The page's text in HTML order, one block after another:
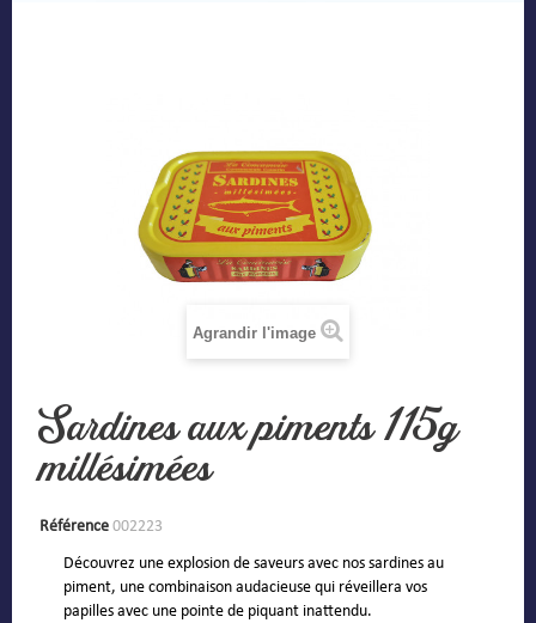
Agrandir l'image
Sardines aux piments 115g
millésimées
Référence 002223
Découvrez une explosion de saveurs avec nos sardines au
piment, une combinaison audacieuse qui réveillera vos
papilles avec une pointe de piquant inattendu.